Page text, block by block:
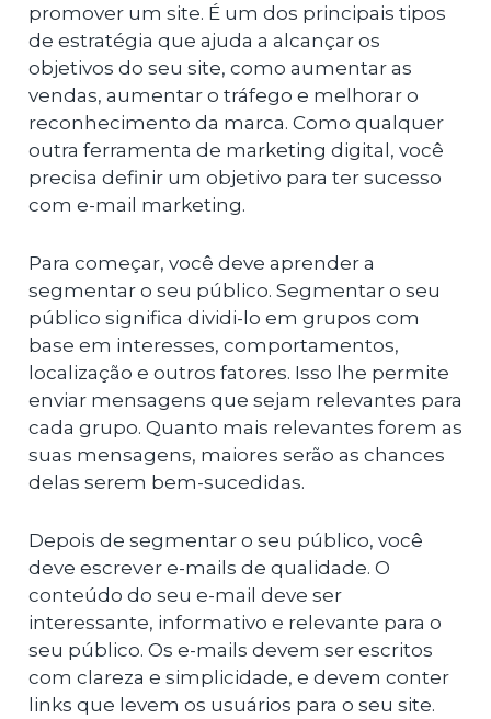
promover um site. É um dos principais tipos
de estratégia que ajuda a alcançar os
objetivos do seu site, como aumentar as
vendas, aumentar o tráfego e melhorar o
reconhecimento da marca. Como qualquer
outra ferramenta de marketing digital, você
precisa definir um objetivo para ter sucesso
com e-mail marketing.
Para começar, você deve aprender a
segmentar o seu público. Segmentar o seu
público significa dividi-lo em grupos com
base em interesses, comportamentos,
localização e outros fatores. Isso lhe permite
enviar mensagens que sejam relevantes para
cada grupo. Quanto mais relevantes forem as
suas mensagens, maiores serão as chances
delas serem bem-sucedidas.
Depois de segmentar o seu público, você
deve escrever e-mails de qualidade. O
conteúdo do seu e-mail deve ser
interessante, informativo e relevante para o
seu público. Os e-mails devem ser escritos
com clareza e simplicidade, e devem conter
links que levem os usuários para o seu site.